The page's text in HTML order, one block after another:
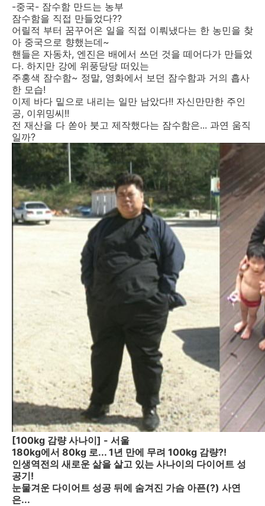
-중국- 잠수함 만드는 농부
잠수함을 직접 만들었다??
어릴적 부터 꿈꾸어온 일을 직접 이뤄냈다는 한 농민을 찾
아 중국으로 향했는데~
핸들은 자동차, 엔진은 배에서 쓰던 것을 떼어다가 만들었
다. 하지만 강에 위풍당당 떠있는
주홍색 잠수함~ 정말, 영화에서 보던 잠수함과 거의 흡사
한 모습!
이제 바다 밑으로 내리는 일만 남았다!! 자신만만한 주인
공, 이위밍씨!!
전 재산을 다 쏟아 붓고 제작했다는 잠수함은... 과연 움직
일까?
[100kg 감량 사나이] - 서울
180kg에서 80kg 로... 1년 만에 무려 100kg 감량?!
인생역전의 새로운 삶을 살고 있는 사나이의 다이어트 성
공기!
눈물겨운 다이어트 성공 뒤에 숨겨진 가슴 아픈(?) 사연
은...